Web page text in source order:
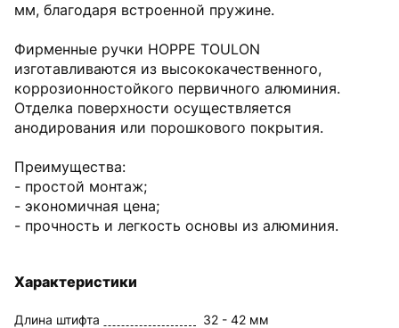
мм, благодаря встроенной пружине.
Фирменные ручки HOPPE TOULON
изготавливаются из высококачественного,
коррозионностойкого первичного алюминия.
Отделка поверхности осуществляется
анодирования или порошкового покрытия.
Преимущества:
- простой монтаж;
- экономичная цена;
- прочность и легкость основы из алюминия.
Характеристики
Длина штифта 32 - 42 мм